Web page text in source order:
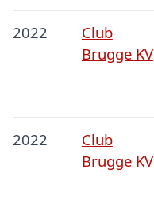
2022
Club
Brugge KV
2022
Club
Brugge KV